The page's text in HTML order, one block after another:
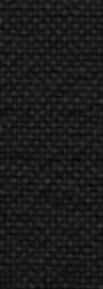
NEWS
CONTACT